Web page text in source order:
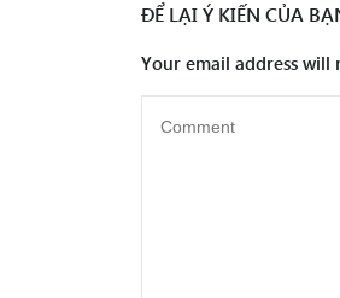
ĐỂ LẠI Ý KIẾN CỦA
Your email address will